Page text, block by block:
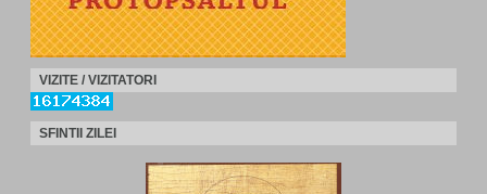
VIZITE / VIZITATORI
SFINTII ZILEI